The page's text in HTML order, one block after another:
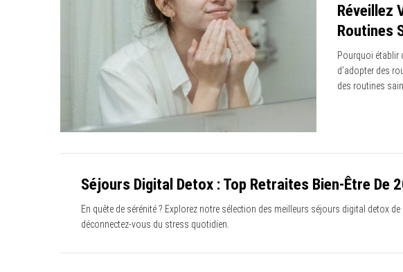
Réveillez
Routines
Pourquoi établir
d’adopter des
des routines
Séjours Digital Detox : Top Retraites Bien-Être De
En quête de sérénité ? Explorez notre sélection des meilleurs séjours digital detox
déconnectez-vous du stress quotidien.
h
r